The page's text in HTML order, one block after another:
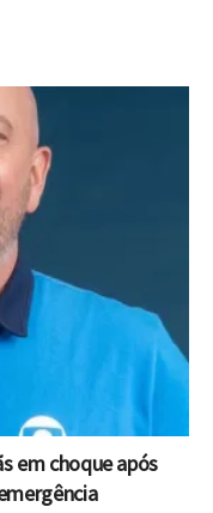
em choque após